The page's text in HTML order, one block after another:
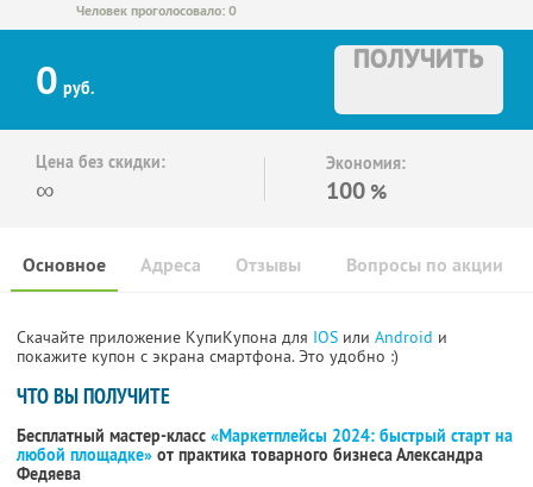
Человек проголосовало: 0
0 руб.
ПОЛУЧИТЬ
Цена без скидки:
∞
Экономия:
100 %
Основное Отзывы Вопросы по акции
Адреса
Скачайте приложение КупиКупона для IOS или Android и
покажите купон с экрана смартфона. Это удобно :)
ЧТО ВЫ ПОЛУЧИТЕ
Бесплатный мастер-класс «Маркетплейсы 2024: быстрый старт на
любой площадке» от практика товарного бизнеса Александра
Федяева